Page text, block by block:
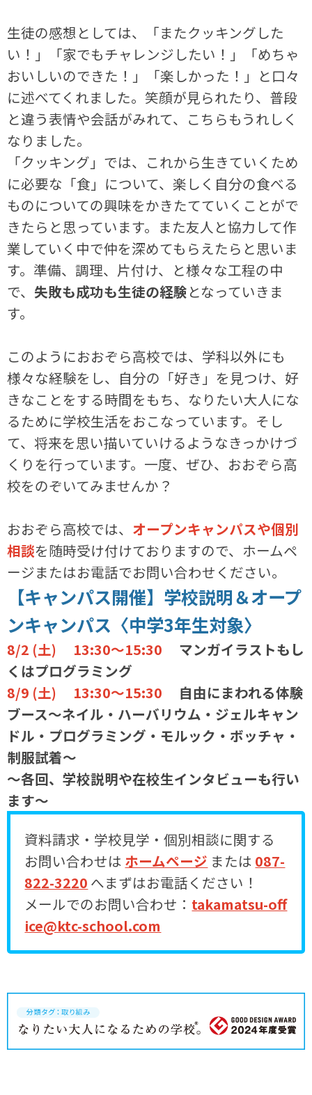
生徒の感想としては、「またクッキングした
い！」「家でもチャレンジしたい！」「めちゃ
おいしいのできた！」「楽しかった！」と口々
に述べてくれました。笑顔が見られたり、普段
と違う表情や会話がみれて、こちらもうれしく
なりました。
「クッキング」では、これから生きていくため
に必要な「食」について、楽しく自分の食べる
ものについての興味をかきたてていくことがで
きたらと思っています。また友人と協力して作
業していく中で仲を深めてもらえたらと思いま
す。準備、調理、片付け、と様々な工程の中
で、 失敗も成功も生徒の経験となっていきま
す。
このようにおおぞら高校では、学科以外にも
様々な経験をし、自分の「好き」を見つけ、好
きなことをする時間をもち、なりたい大人にな
るために学校生活をおこなっています。そし
て、将来を思い描いていけるようなきっかけづ
くりを行っています。一度、ぜひ、おおぞら高
校をのぞいてみませんか？
おおぞら高校では、 オープンキャンパスや個別
相談を随時受け付けておりますので、ホームペ
ージまたはお電話でお問い合わせください。
【キャンパス開催】学校説明＆オープ
ンキャンパス〈中学3年生対象〉
8/2 (土) 13:30～15:30 マンガイラストもし
くはプログラミング
8/9 (土) 13:30～15:30 自由にまわれる体験
ブース～ネイル・ハーバリウム・ジェルキャン
ドル・プログラミング・モルック・ボッチャ・
制服試着～
～各回、学校説明や在校生インタビューも行い
ます～
資料請求・学校見学・個別相談に関する
お問い合わせは ホームページ または 087-
822-3220 へまずはお電話ください！
メールでのお問い合わせ： takamatsu-off
ice@ktc-school.com